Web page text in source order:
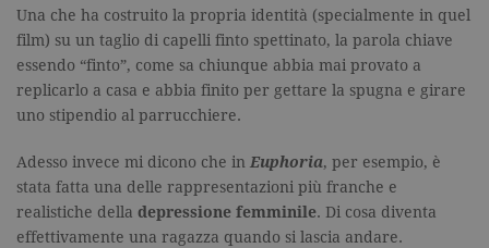
Una che ha costruito la propria identità (specialmente in quel
film) su un taglio di capelli finto spettinato, la parola chiave
essendo “finto”, come sa chiunque abbia mai provato a
replicarlo a casa e abbia finito per gettare la spugna e girare
uno stipendio al parrucchiere.
Adesso invece mi dicono che in Euphoria, per esempio, è
stata fatta una delle rappresentazioni più franche e
realistiche della depressione femminile. Di cosa diventa
effettivamente una ragazza quando si lascia andare.
univoco
del sito
del cookie
che viene
registrati da
volume di
traffico.